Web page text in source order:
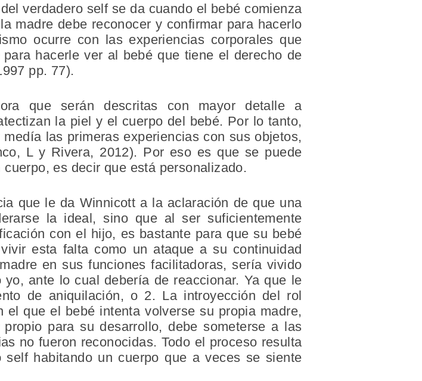
verdadero self se da cuando el bebé comienza
madre debe reconocer y confirmar para hacerlo
ocurre con las experiencias corporales que
hacerle ver al bebé que tiene el derecho de
pp. 77).
que serán descritas con mayor detalle a
la piel y el cuerpo del bebé. Por lo tanto,
las primeras experiencias con sus objetos,
L y Rivera, 2012). Por eso es que se puede
es decir que está personalizado.
que le da Winnicott a la aclaración de que una
la ideal, sino que al ser suficientemente
con el hijo, es bastante para que su bebé
esta falta como un ataque a su continuidad
en sus funciones facilitadoras, sería vivido
ante lo cual debería de reaccionar. Ya que le
de aniquilación, o 2. La introyección del rol
que el bebé intenta volverse su propia madre,
para su desarrollo, debe someterse a las
no fueron reconocidas. Todo el proceso resulta
habitando un cuerpo que a veces se siente